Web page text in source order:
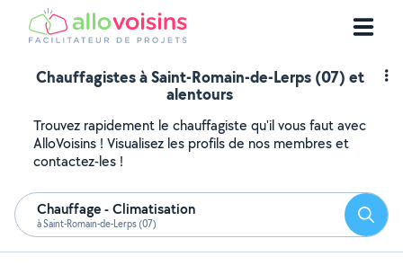
Chauffagistes à Saint-Romain-de-Lerps (07) et
alentours
Trouvez rapidement le chauffagiste qu'il vous faut avec
AlloVoisins ! Visualisez les profils de nos membres et
contactez-les !
Chauffage - Climatisation
à Saint-Romain-de-Lerps (07)